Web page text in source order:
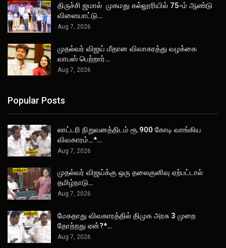
திருச்சி ஜமால் முகமது கல்லூரியில் 75-ம் ஆண்டு
விளையாட்டு…
Aug 7, 2026
முதல்வர் விஜய் மீதான விவாகரத்து வழக்கை
வாபஸ் பெற்றார்…
Aug 7, 2026
Popular Posts
லாட்டரி நிறுவனத்திடம் ரூ.900 கோடி வாங்கிய
விவகாரம்…*…
Aug 7, 2026
முதல்வர் விஜய்க்கு ஒரு தலைகுனிவு ஏற்பட்டால்
தமிழ்நாடு…
Aug 7, 2026
மேகதாது விவகாரத்தில் திமுக அரசு 3 முறை
தோற்றது ஏன்?*…
Aug 7, 2026